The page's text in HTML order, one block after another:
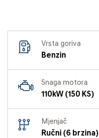
Vrsta goriva
Benzin
Snaga motora
110kW (150 KS)
Mjenjač
Ručni (6 brzina)